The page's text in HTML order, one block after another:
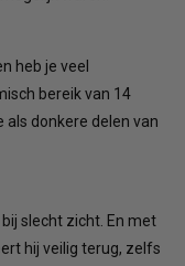
heb je veel
bereik van 14
donkere delen van
slecht zicht. En met
hij veilig terug, zelfs